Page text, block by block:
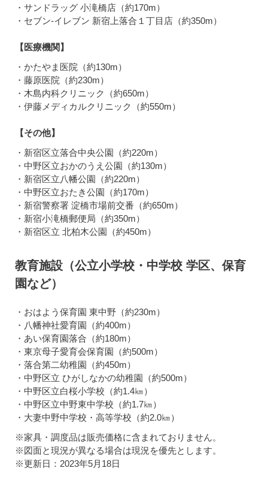
・サンドラッグ 小滝橋店（約170m）
・セブン-イレブン 新宿上落合１丁目店（約350m）
【医療機関】
・かたやま医院（約130m）
・藤原医院（約230m）
・木島内科クリニック（約650m）
・伊藤メディカルクリニック（約550m）
【その他】
・新宿区立落合中央公園（約220m）
・中野区立おかのうえ公園（約130m）
・新宿区立八幡公園（約220m）
・中野区立おたき公園（約170m）
・新宿警察署 淀橋市場前交番（約650m）
・新宿小滝橋郵便局（約350m）
・新宿区立 北柏木公園（約450m）
教育施設（公立小学校・中学校 学区、保育
園など）
・おはよう保育園 東中野（約230m）
・八幡神社愛育園（約400m）
・あい保育園落合（約180m）
・東京母子愛育会保育園（約500m）
・落合第二幼稚園（約450m）
・中野区立 ひがしなかの幼稚園（約500m）
・中野区立白桜小学校（約1.4㎞）
・中野区立中野東中学校（約1.7㎞）
・大妻中野中学校・高等学校（約2.0㎞）
※家具・調度品は販売価格に含まれておりません。
※図面と現況が異なる場合は現況を優先とします。
※更新日：2023年5月18日